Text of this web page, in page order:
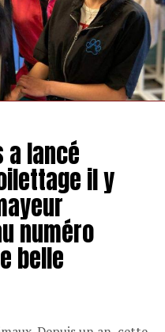
a lancé
il y
numéro
belle